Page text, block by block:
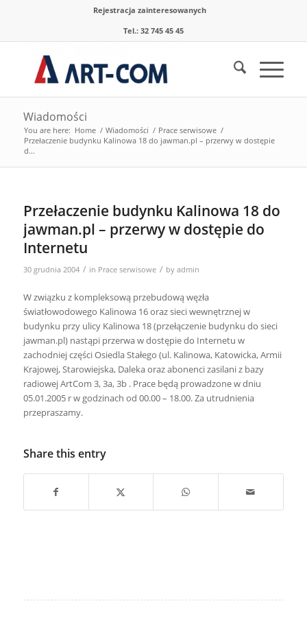
Rejestracja zainteresowanych
Tel.: 32 745 45 45
Wiadomości
You are here: Home / Wiadomości / Prace serwisowe /
Przełaczenie budynku Kalinowa 18 do jawman.pl – przerwy w dostępie
d...
Przełaczenie budynku Kalinowa 18 do
jawman.pl – przerwy w dostępie do
Internetu
30 grudnia 2004 / in Prace serwisowe / by admin
W związku z kompleksową przebudową węzła
światłowodowego Kalinowa 16 oraz sieci wewnętrznej w
budynku przy ulicy Kalinowa 18 (przełączenie budynku do sieci
jawman.pl) nastąpi przerwa w dostępie do Internetu w
zachodniej części Osiedla Stałego (ul. Kalinowa, Katowicka, Armii
Krajowej, Starowiejska, Daleka oraz abonenci zasilani z bazy
radiowej ArtCom 3, 3a, 3b . Prace będą prowadzone w dniu
05.01.2005 r w godzinach od 00.00 – 18.00. Za utrudnienia
przepraszamy.
Share this entry